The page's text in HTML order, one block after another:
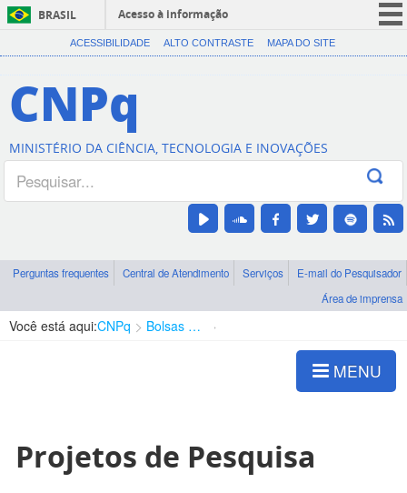
BRASIL
Acesso à informação
CORONAVÍRUS (COVID-19)
Canais
ACESSIBILIDADE ALTO CONTRASTE MAPA DO SITE
CNPq
MINISTÉRIO DA CIÊNCIA, TECNOLOGIA E INOVAÇÕES
Perguntas frequentes Central de Atendimento Serviços
E-mail do Pesquisador
Área de imprensa
Você está aqui:CNPq Bolsas e Auxílios Vigentes
MENU
Projetos de Pesquisa